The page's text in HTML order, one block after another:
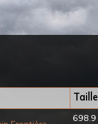
Taille
698.9